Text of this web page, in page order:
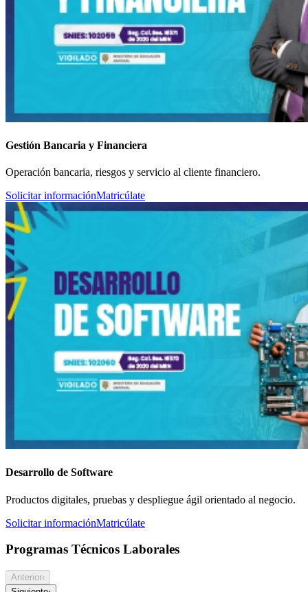
Gestión Bancaria y Financiera
Operación bancaria, riesgos y servicio al cliente financiero.
Solicitar informaciónMatricúlate
Desarrollo de Software
Productos digitales, pruebas y despliegue ágil orientado al negocio.
Solicitar informaciónMatricúlate
Programas Técnicos Laborales
Anterior‹